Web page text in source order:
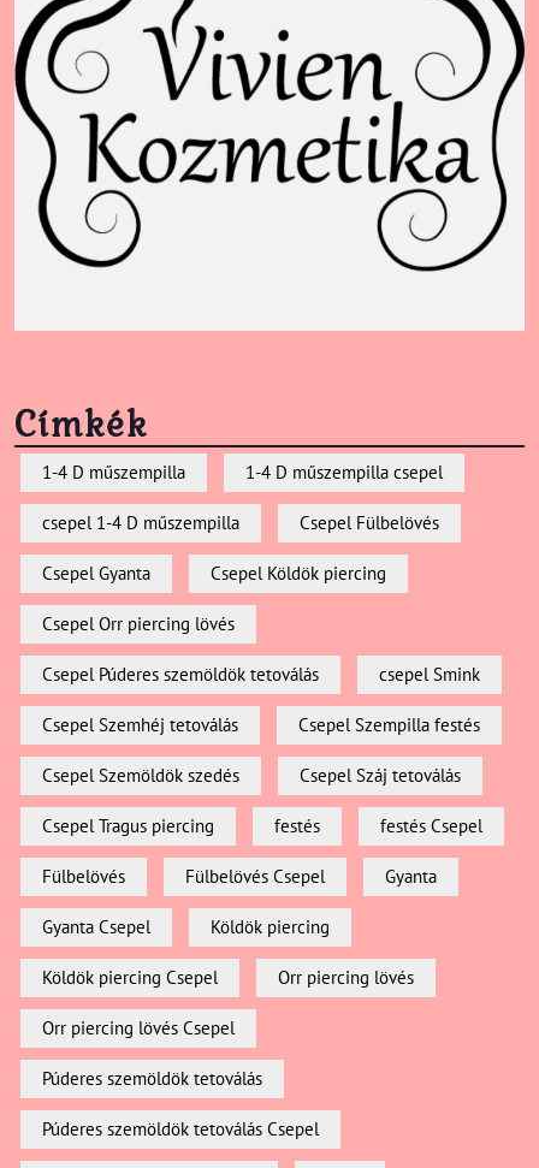
Címkék
1-4 D műszempilla 1-4 D műszempilla csepel
csepel 1-4 D műszempilla Csepel Fülbelövés
Csepel Gyanta Csepel Köldök piercing
Csepel Orr piercing lövés
Csepel Púderes szemöldök tetoválás csepel Smink
Csepel Szemhéj tetoválás Csepel Szempilla festés
Csepel Szemöldök szedés Csepel Száj tetoválás
Csepel Tragus piercing festés festés Csepel
Fülbelövés Fülbelövés Csepel Gyanta
Gyanta Csepel Köldök piercing
Köldök piercing Csepel Orr piercing lövés
Orr piercing lövés Csepel
Púderes szemöldök tetoválás
Púderes szemöldök tetoválás Csepel